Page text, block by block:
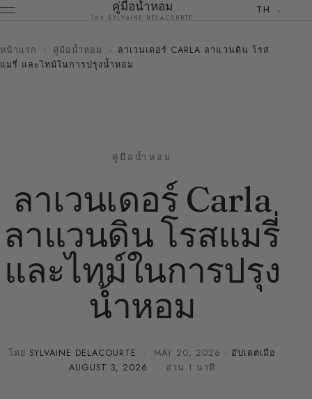
คู่มือน้ำหอม
โดย SYLVAINE DELACOURTE
TH
หน้าแรก › คู่มือน้ำหอม › ลาเวนเดอร์ CARLA ลาแวนดิน โรส
แมรี่ และไทม์ในการปรุงน้ำหอม
คู่มือน้ำหอม
ลาเวนเดอร์ Carla
ลาแวนดิน โรสแมรี่
และไทม์ในการปรุง
น้ำหอม
โดย SYLVAINE DELACOURTE ·MAY 20, 2026 · อัปเดตเมื่อ
AUGUST 3, 2026
· อ่าน 1 นาที